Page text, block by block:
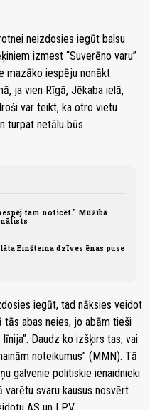
neizdosies iegūt balsu
izmest “Suverēno varu”
mazāko iespēju nonākt
ja vien Rīgā, Jēkaba ielā,
var teikt, ka otro vietu
turpat netālu būs
tam noticēt." Mūžībā
Einšteina dzīves ēnas puse
iegūt, tad nāksies veidot
tās abas neies, jo abām tieši
Daudz ko izšķirs tas, vai
noteikumus” (MMN). Tā
galvenie politiskie ienaidnieki
varētu svaru kausus nosvērt